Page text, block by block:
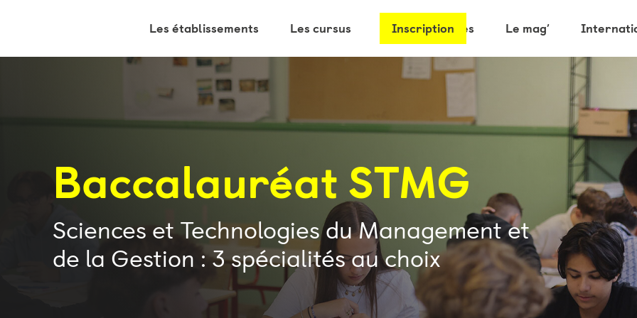
Les établissements Les cursus Les partenaires Le mag’
Inscription
Baccalauréat STMG
Sciences et Technologies du Management et
de la Gestion : 3 spécialités au choix